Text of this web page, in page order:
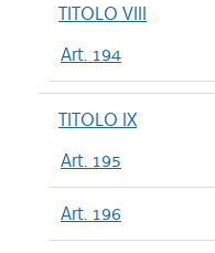
TITOLO VIII
Art. 194
TITOLO IX
Art. 195
Art. 196